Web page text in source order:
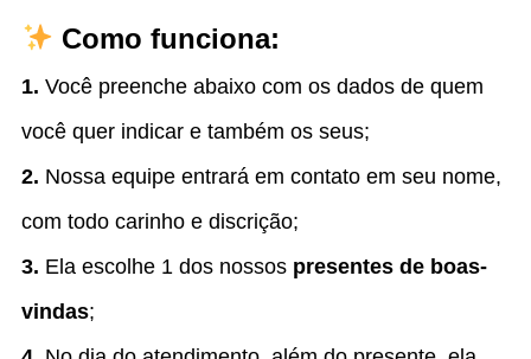
Como funciona:
1. Você preenche abaixo com os dados de quem
você quer indicar e também os seus;
2. Nossa equipe entrará em contato em seu nome,
com todo carinho e discrição;
3. Ela escolhe 1 dos nossos presentes de boas-
vindas;